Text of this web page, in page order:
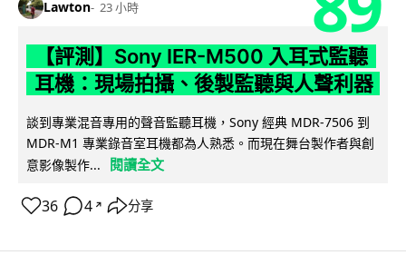
Lawton 23 小時
【評測】Sony IER-M500 入耳式監聽
耳機：現場拍攝、後製監聽與人聲利器
談到專業混音專用的聲音監聽耳機，Sony 經典 MDR-7506 到
MDR-M1 專業錄音室耳機都為人熟悉。而現在舞台製作者與創
意影像製作...
閱讀全文
36 4 ↗ 分享